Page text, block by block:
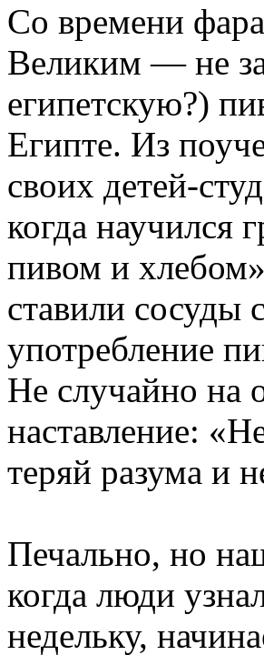
Со времени
Великим — не
египетскую?)
Египте. Из
своих детей-
когда научился
пивом и
ставили сосуды
употребление
Не случайно на
наставление:
теряй разума и
Печально, но
когда люди
недельку,